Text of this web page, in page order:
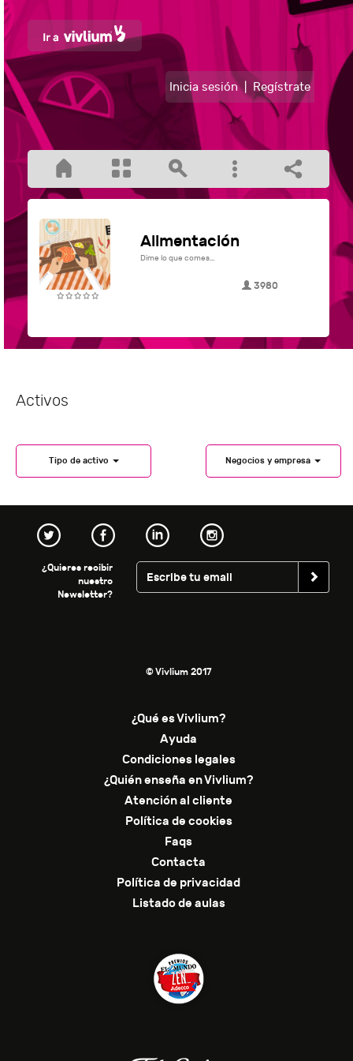
Inicia sesión Regístrate
Alimentación
Dime lo que comes...
3980
Activos
Tipo de activo Negocios y empresa
¿Quieres recibir
nuestro
Newsletter?
© Vivlium 2017
¿Qué es Vivlium?
Ayuda
Condiciones legales
¿Quién enseña en Vivlium?
Atención al cliente
Política de cookies
Faqs
Contacta
Política de privacidad
Listado de aulas